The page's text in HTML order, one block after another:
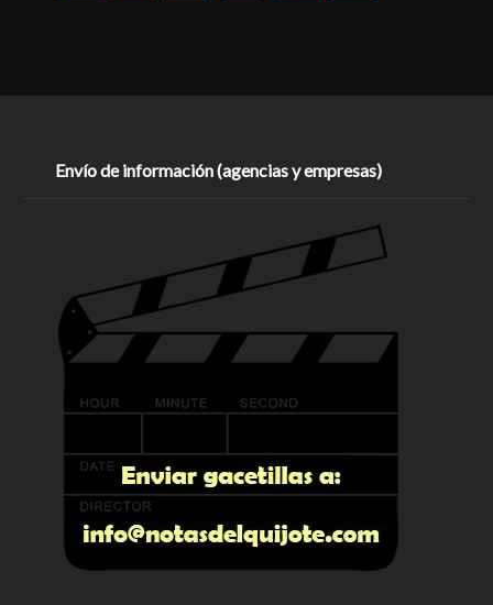
Envío de información (agencias y empresas)